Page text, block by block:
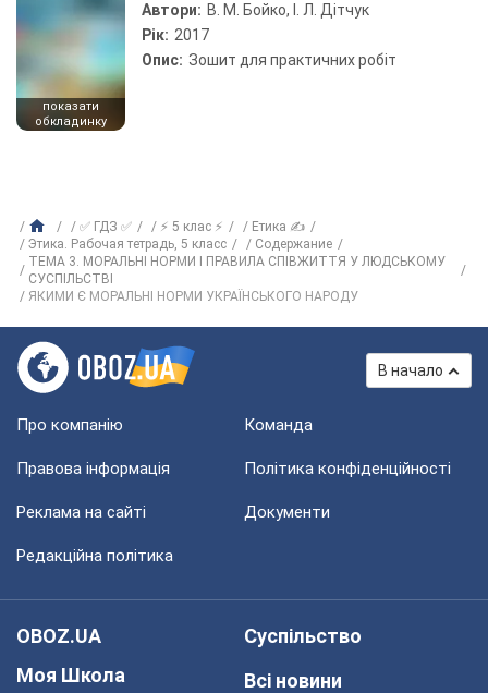
показати
обкладинку
Автори: В. М. Бойко, І. Л. Дітчук
Рік: 2017
Опис: Зошит для практичних робіт
✅ ГДЗ ✅ ⚡ 5 клас ⚡
Етика ✍
Этика. Рабочая тетрадь, 5 класс
Содержание
ТЕМА 3. МОРАЛЬНІ НОРМИ І ПРАВИЛА СПІВЖИТТЯ У ЛЮДСЬКОМУ
СУСПІЛЬСТВІ
ЯКИМИ Є МОРАЛЬНІ НОРМИ УКРАЇНСЬКОГО НАРОДУ
В начало
Про компанію Команда
Правова інформація Політика конфіденційності
Реклама на сайті Документи
Редакційна політика
OBOZ.UA
Моя Школа
Суспільство
Всі новини